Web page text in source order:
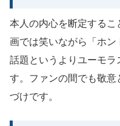
本人の内心を断定する
画では笑いながら「ホ
話題というよりユーモラ
す。ファンの間でも敬
づけです。